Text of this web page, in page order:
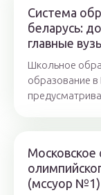
Система
беларусь:
главные
Школьное
образование в
Московское
(мссуор №1)